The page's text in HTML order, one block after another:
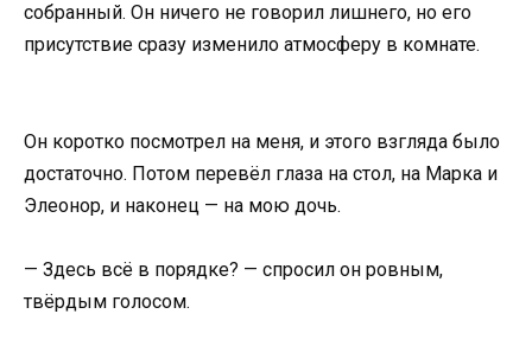
собранный. Он ничего не говорил лишнего, но его
присутствие сразу изменило атмосферу в комнате.
Он коротко посмотрел на меня, и этого взгляда было
достаточно. Потом перевёл глаза на стол, на Марка и
Элеонор, и наконец — на мою дочь.
— Здесь всё в порядке? — спросил он ровным,
твёрдым голосом.